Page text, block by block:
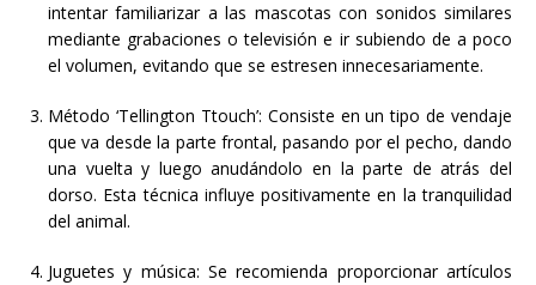
intentar familiarizar a las mascotas con sonidos similares
mediante grabaciones o televisión e ir subiendo de a poco
el volumen, evitando que se estresen innecesariamente.
Método ‘Tellington Ttouch’: Consiste en un tipo de vendaje
que va desde la parte frontal, pasando por el pecho, dando
una vuelta y luego anudándolo en la parte de atrás del
dorso. Esta técnica influye positivamente en la tranquilidad
del animal.
Juguetes y música: Se recomienda proporcionar artículos